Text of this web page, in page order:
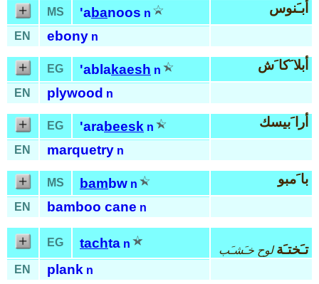
MS 'abanoos n أبـَنوس
EN ebony n
EG 'ablakaesh n أبلا َكا َش
EN plywood n
EG 'arabeesk n أرا َبيسك
EN marquetry n
MS bambw n با َمبو
EN bamboo cane n
EG tachta n تـَختـَة لوح خـَشـَب
EN
plank n